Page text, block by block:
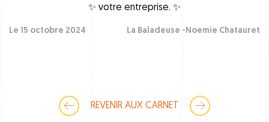
✨ votre entreprise. ✨
Le 15 octobre 2024 La Baladeuse -Noemie Chatauret
REVENIR AUX CARNET